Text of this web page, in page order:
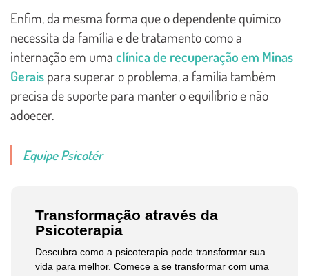
Enfim, da mesma forma que o dependente químico
necessita da família e de tratamento como a
internação em umaclínica de recuperação em Minas
Geraispara superar o problema, a família também
precisa de suporte para manter o equilíbrio e não
adoecer.
Equipe Psicotér
Transformação através da
Psicoterapia
Descubra como a psicoterapia pode transformar sua
vida para melhor. Comece a se transformar com uma